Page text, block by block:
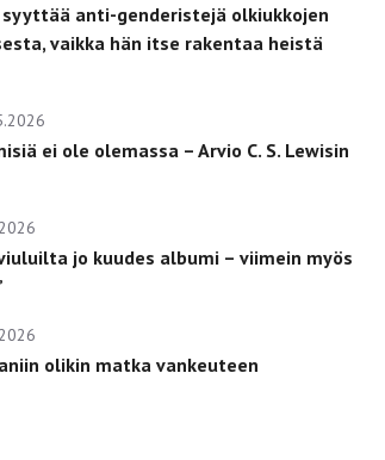
anti-genderistejä olkiukkojen
vaikka hän itse rakentaa heistä
ei ole olemassa – Arvio C. S. Lewisin
jo kuudes albumi – viimein myös
olikin matka vankeuteen